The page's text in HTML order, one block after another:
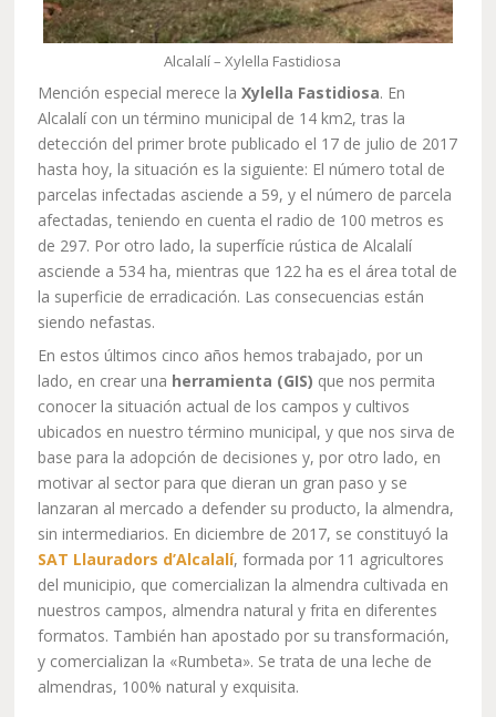
Alcalalí – Xylella Fastidiosa
Mención especial merece laXylella Fastidiosa. En
Alcalalí con un término municipal de 14 km2, tras la
detección del primer brote publicado el 17 de julio de 2017
hasta hoy, la situación es la siguiente: El número total de
parcelas infectadas asciende a 59, y el número de parcela
afectadas, teniendo en cuenta el radio de 100 metros es
de 297. Por otro lado, la superfície rústica de Alcalalí
asciende a 534 ha, mientras que 122 ha es el área total de
la superficie de erradicación. Las consecuencias están
siendo nefastas.
En estos últimos cinco años hemos trabajado, por un
lado, en crear una herramienta (GIS) que nos permita
conocer la situación actual de los campos y cultivos
ubicados en nuestro término municipal, y que nos sirva de
base para la adopción de decisiones y, por otro lado, en
motivar al sector para que dieran un gran paso y se
lanzaran al mercado a defender su producto, la almendra,
sin intermediarios. En diciembre de 2017, se constituyó la
SAT Llauradors d’Alcalalí, formada por 11 agricultores
del municipio, que comercializan la almendra cultivada en
nuestros campos, almendra natural y frita en diferentes
formatos. También han apostado por su transformación,
y comercializan la «Rumbeta». Se trata de una leche de
almendras, 100% natural y exquisita.